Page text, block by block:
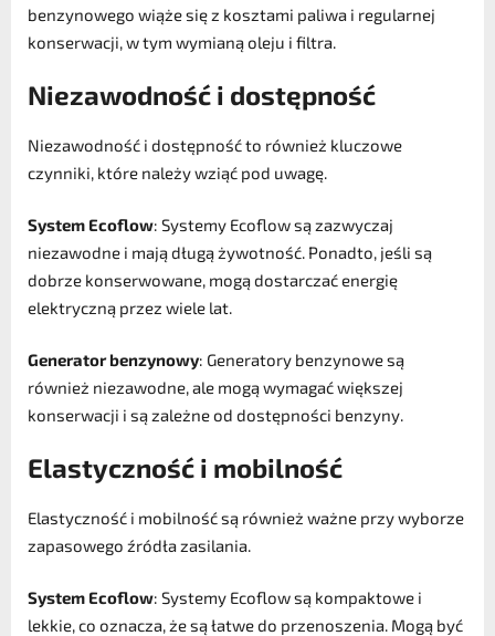
benzynowego wiąże się z kosztami paliwa i regularnej
konserwacji, w tym wymianą oleju i filtra.
Niezawodność i dostępność
Niezawodność i dostępność to również kluczowe
czynniki, które należy wziąć pod uwagę.
System Ecoflow: Systemy Ecoflow są zazwyczaj
niezawodne i mają długą żywotność. Ponadto, jeśli są
dobrze konserwowane, mogą dostarczać energię
elektryczną przez wiele lat.
Generator benzynowy: Generatory benzynowe są
również niezawodne, ale mogą wymagać większej
konserwacji i są zależne od dostępności benzyny.
Elastyczność i mobilność
Elastyczność i mobilność są również ważne przy wyborze
zapasowego źródła zasilania.
System Ecoflow: Systemy Ecoflow są kompaktowe i
lekkie, co oznacza, że ​​są łatwe do przenoszenia. Mogą być